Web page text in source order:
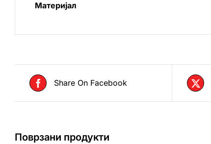
Материјал
Share On Facebook
Поврзани продукти